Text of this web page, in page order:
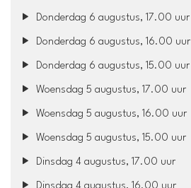
Donderdag 6 augustus, 17.00 uur
Donderdag 6 augustus, 16.00 uur
Donderdag 6 augustus, 15.00 uur
Woensdag 5 augustus, 17.00 uur
Woensdag 5 augustus, 16.00 uur
Woensdag 5 augustus, 15.00 uur
Dinsdag 4 augustus, 17.00 uur